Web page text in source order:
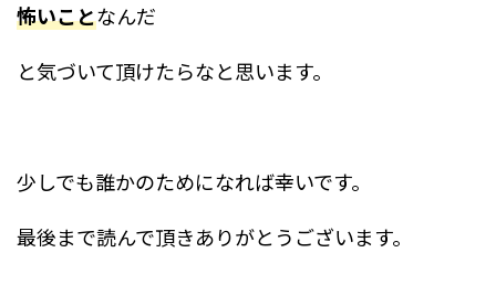
怖いことなんだ
と気づいて頂けたらなと思います。
少しでも誰かのためになれば幸いです。
最後まで読んで頂きありがとうございます。